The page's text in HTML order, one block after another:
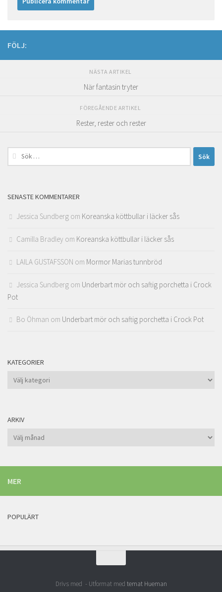
FÖLJ:
NÄSTA ARTIKEL
När fantasin tryter
FÖREGÅENDE ARTIKEL
Rester, rester och rester
Sök
efter:
SENASTE KOMMENTARER
Jessica Sundberg om Koreanska köttbullar i läcker sås
Camilla Bradley om Koreanska köttbullar i läcker sås
LAILA GUSTAFSSON om Mormor Marias tunnbröd
Jessica Sundberg om Underbart mör och saftig porchetta i Crock
Pot
Bo Öhman om Underbart mör och saftig porchetta i Crock Pot
KATEGORIER
Kategorier
ARKIV
Arkiv
MER
POPULÄRT
Drivs med - Utformat med temat Hueman